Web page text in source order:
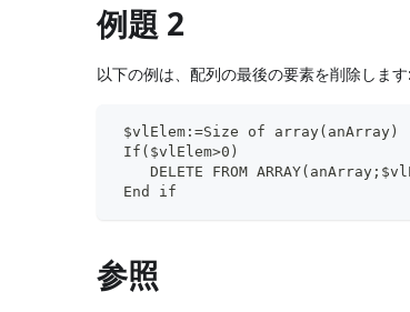
例題 2
以下の例は、配列の最後の要素を削除します:
$vlElem:=Size of array(anArray)
If($vlElem>0)
DELETE FROM
End if
参照